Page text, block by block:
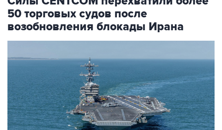
возобновления блокады Ирана